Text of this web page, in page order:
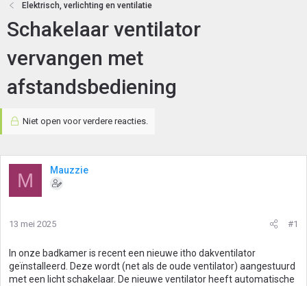
Elektrisch, verlichting en ventilatie
Schakelaar ventilator
vervangen met
afstandsbediening
Niet open voor verdere reacties.
M Mauzzie
13 mei 2025 #1
In onze badkamer is recent een nieuwe itho dakventilator
geïnstalleerd. Deze wordt (net als de oude ventilator) aangestuurd
met een licht schakelaar. De nieuwe ventilator heeft automatische